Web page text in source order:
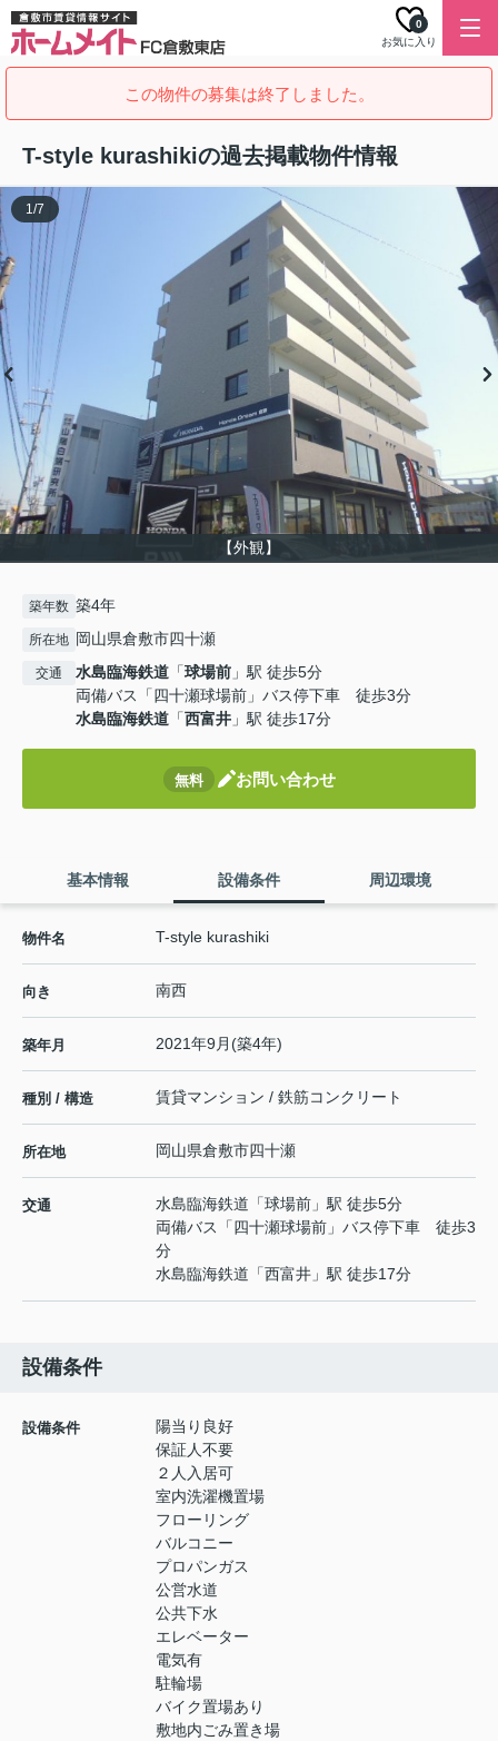
お気に入り
0
この物件の募集は終了しました。
T-style kurashikiの過去掲載物件情報
【外観】
1/7
築年数 築4年
所在地 岡山県倉敷市四十瀬
交通 水島臨海鉄道 「球場前 」駅 徒歩5分
両備バス「四十瀬球場前」バス停下車 徒歩3分
水島臨海鉄道 「西富井 」駅 徒歩17分
無料 お問い合わせ
基本情報 設備条件 周辺環境
物件名 T-style kurashiki
向き 南西
築年月 2021年9月(築4年)
種別 / 構造 賃貸マンション / 鉄筋コンクリート
所在地 岡山県倉敷市四十瀬
交通 水島臨海鉄道 「球場前 」駅 徒歩5分
両備バス「四十瀬球場前」バス停下車 徒歩3
分
水島臨海鉄道 「西富井 」駅 徒歩17分
設備条件
設備条件
陽当り良好
保証人不要
２人入居可
室内洗濯機置場
フローリング
バルコニー
プロパンガス
公営水道
公共下水
エレベーター
電気有
駐輪場
バイク置場あり
敷地内ごみ置き場